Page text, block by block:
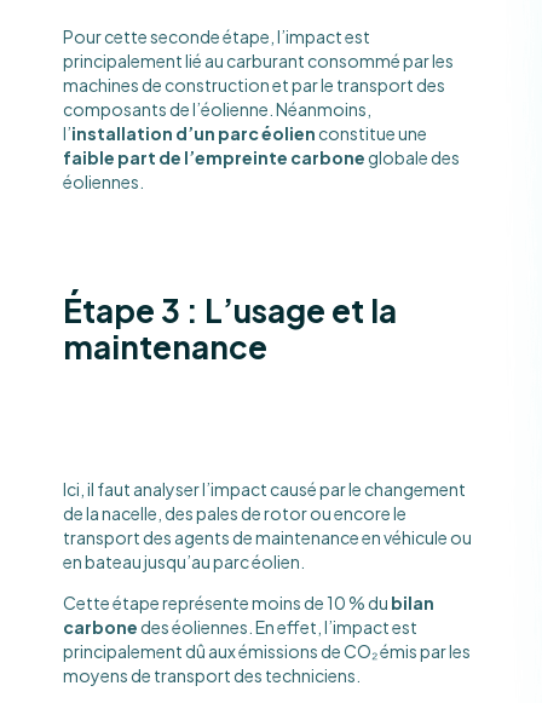
Pour cette seconde étape, l’impact est
principalement lié au carburant consommé par les
machines de construction et par le transport des
composants de l’éolienne. Néanmoins,
l’installation d’un parc éolien constitue une
faible part de l’empreinte carbone globale des
éoliennes.
Étape 3 : L’usage et la
maintenance
Ici, il faut analyser l’impact causé par le changement
de la nacelle, des pales de rotor ou encore le
transport des agents de maintenance en véhicule ou
en bateau jusqu’au parc éolien.
Cette étape représente moins de 10 % du bilan
carbone des éoliennes. En effet, l’impact est
principalement dû aux émissions de CO₂ émis par les
moyens de transport des techniciens.